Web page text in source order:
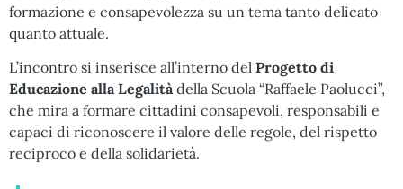
formazione e consapevolezza su un tema tanto delicato
quanto attuale.
L’incontro si inserisce all’interno del Progetto di
Educazione alla Legalità della Scuola “Raffaele Paolucci”,
che mira a formare cittadini consapevoli, responsabili e
capaci di riconoscere il valore delle regole, del rispetto
reciproco e della solidarietà.